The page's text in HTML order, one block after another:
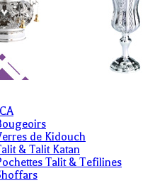
de Kidouch
& Talit Katan
Talit & Tefilines